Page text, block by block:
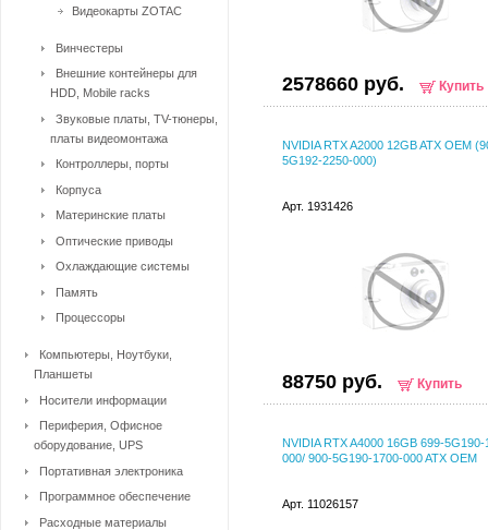
2578660 руб. Купить
NVIDIA RTX A2000 12GB ATX OEM
5G192-2250-000)
Арт. 1931426
88750 руб. Купить
NVIDIA RTX A4000 16GB 699-5G190-
000/ 900-5G190-1700-000 ATX OEM
Арт. 11026157
Видеокарты ZOTAC
Винчестеры
Внешние контейнеры для
HDD, Mobile racks
Звуковые платы, TV-тюнеры,
платы видеомонтажа
Контроллеры, порты
Корпуса
Материнские платы
Оптические приводы
Охлаждающие системы
Память
Процессоры
Компьютеры, Ноутбуки,
Планшеты
Носители информации
Периферия, Офисное
оборудование, UPS
Портативная электроника
Программное обеспечение
Расходные материалы